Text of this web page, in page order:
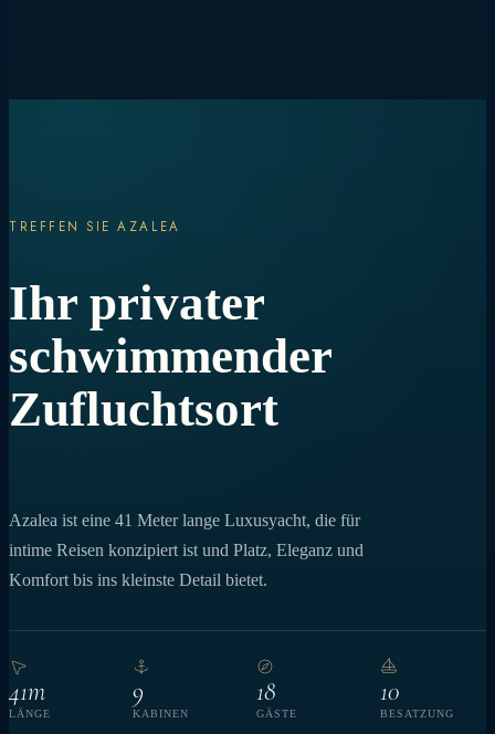
TREFFEN SIE AZALEA
Ihr privater
schwimmender
Zufluchtsort
Azalea ist eine 41 Meter lange Luxusyacht, die für
intime Reisen konzipiert ist und Platz, Eleganz und
Komfort bis ins kleinste Detail bietet.
41m
LÄNGE
9
KABINEN
18
GÄSTE
10
BESATZUNG